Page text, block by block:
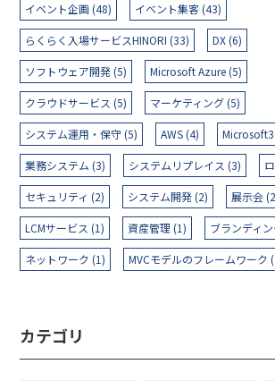
イベント企画 (48) イベント集客 (43)
らくらく入場サービスHINORI (33) DX (6)
ソフトウェア開発 (5) Microsoft Azure (5)
クラウドサービス (5) マーケティング (5)
システム運用・保守 (5) AWS (4)
業務システム (3) システムリプレイス (3)
セキュリティ (2) システム開発 (2) 展示会
LCMサービス (1) 資産管理 (1) ブランディ
ネットワーク (1) MVCモデルのフレームワーク
カテゴリ